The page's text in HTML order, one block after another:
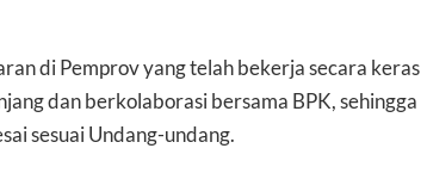
di Pemprov yang telah bekerja secara keras
dan berkolaborasi bersama BPK, sehingga
sesuai Undang-undang.